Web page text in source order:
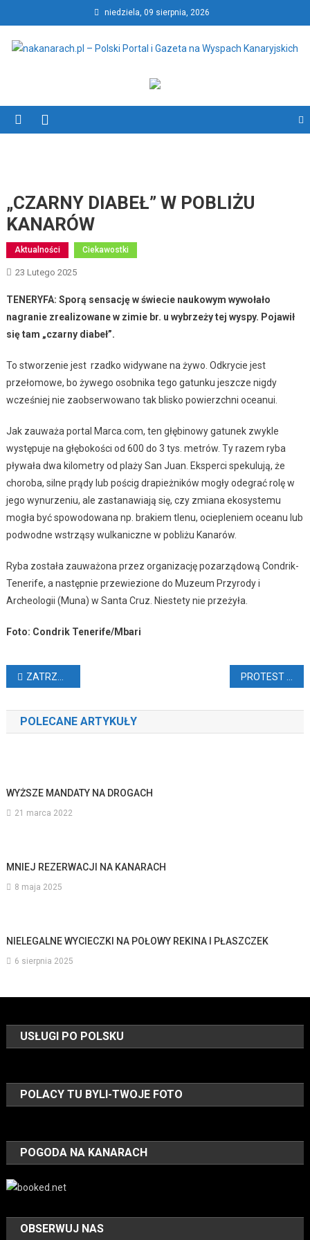
to
content
niedziela, 09 sierpnia, 2026
nakanarach.pl – Polski Portal
i Gazeta na Wyspach
Kanaryjskich
„CZARNY DIABEŁ” W POBLIŻU
KANARÓW
Aktualności Ciekawostki
23 Lutego 2025
TENERYFA: Sporą sensację w świecie naukowym wywołało
nagranie zrealizowane w zimie br. u wybrzeży tej wyspy. Pojawił
się tam „czarny diabeł”.
To stworzenie jest rzadko widywane na żywo. Odkrycie jest
przełomowe, bo żywego osobnika tego gatunku jeszcze nigdy
wcześniej nie zaobserwowano tak blisko powierzchni oceanui.
Jak zauważa portal Marca.com, ten głębinowy gatunek zwykle
występuje na głębokości od 600 do 3 tys. metrów. Ty razem ryba
pływała dwa kilometry od plaży San Juan. Eksperci spekulują, że
choroba, silne prądy lub pościg drapieżników mogły odegrać rolę w
jego wynurzeniu, ale zastanawiają się, czy zmiana ekosystemu
mogła być spowodowana np. brakiem tlenu, ociepleniem oceanu lub
podwodne wstrząsy wulkaniczne w pobliżu Kanarów.
Ryba została zauważona przez organizację pozarządową Condrik-
Tenerife, a następnie przewiezione do Muzeum Przyrody i
Archeologii (Muna) w Santa Cruz. Niestety nie przeżyła.
Foto: Condrik Tenerife/Mbari
Nawigacja
wpisu
ZATRZYMALI PRZEWODNIKA I TURYSTÓW
POLECANE ARTYKUŁY
WYŻSZE MANDATY NA DROGACH
21 marca 2022
MNIEJ REZERWACJI NA KANARACH
8 maja 2025
NIELEGALNE WYCIECZKI NA POŁOWY REKINA I PŁASZCZEK
6 sierpnia 2025
USŁUGI PO POLSKU
POLACY TU BYLI-TWOJE FOTO
POGODA NA KANARACH
OBSERWUJ NAS